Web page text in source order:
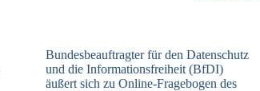
Bundesbeauftragter für den Datenschutz
und die Informationsfreiheit (BfDI)
äußert sich zu Online-Fragebogen des